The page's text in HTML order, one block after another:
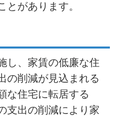
とがあります。
し、家賃の低廉な住
の削減が見込まれる
な住宅に転居する
支出の削減により家